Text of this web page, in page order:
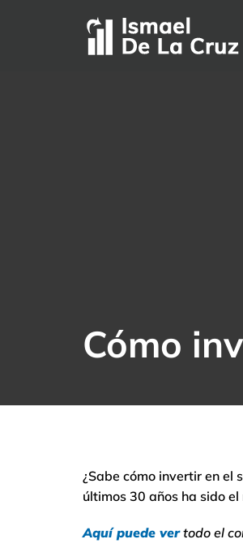
Cómo
¿Sabe cómo invertir en el
últimos 30 años ha sido
Aquí puede vertodo el